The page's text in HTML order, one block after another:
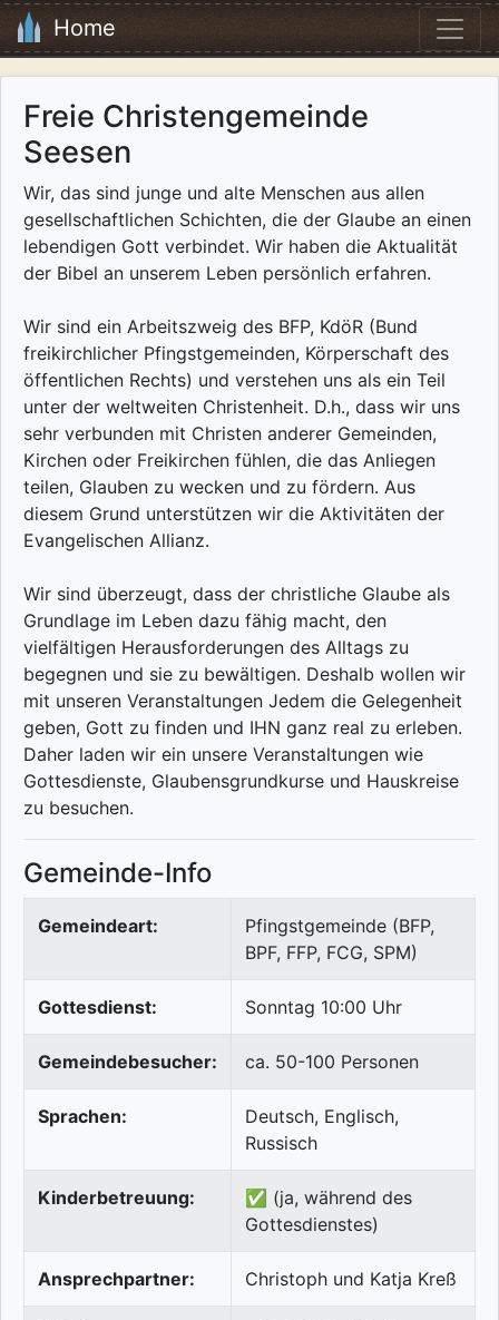
Home
Freie Christengemeinde
Seesen
Wir, das sind junge und alte Menschen aus allen
gesellschaftlichen Schichten, die der Glaube an einen
lebendigen Gott verbindet. Wir haben die Aktualität
der Bibel an unserem Leben persönlich erfahren.
Wir sind ein Arbeitszweig des BFP, KdöR (Bund
freikirchlicher Pfingstgemeinden, Körperschaft des
öffentlichen Rechts) und verstehen uns als ein Teil
unter der weltweiten Christenheit. D.h., dass wir uns
sehr verbunden mit Christen anderer Gemeinden,
Kirchen oder Freikirchen fühlen, die das Anliegen
teilen, Glauben zu wecken und zu fördern. Aus
diesem Grund unterstützen wir die Aktivitäten der
Evangelischen Allianz.
Wir sind überzeugt, dass der christliche Glaube als
Grundlage im Leben dazu fähig macht, den
vielfältigen Herausforderungen des Alltags zu
begegnen und sie zu bewältigen. Deshalb wollen wir
mit unseren Veranstaltungen Jedem die Gelegenheit
geben, Gott zu finden und IHN ganz real zu erleben.
Daher laden wir ein unsere Veranstaltungen wie
Gottesdienste, Glaubensgrundkurse und Hauskreise
zu besuchen.
Gemeinde-Info
Gemeindeart:
Pfingstgemeinde (BFP,
BPF, FFP, FCG, SPM)
Gottesdienst: Sonntag 10:00 Uhr
Gemeindebesucher: ca. 50-100 Personen
Sprachen:
Deutsch, Englisch,
Russisch
Kinderbetreuung:
✅ (ja, während des
Gottesdienstes)
Ansprechpartner: Christoph und Katja Kreß